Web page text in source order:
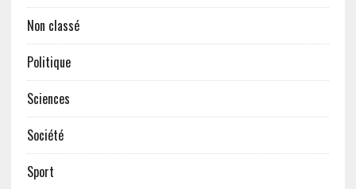
Non classé
Politique
Sciences
Société
Sport